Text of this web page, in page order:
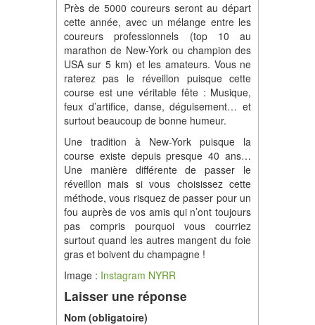
Près de 5000 coureurs seront au départ
cette année, avec un mélange entre les
coureurs professionnels (top 10 au
marathon de New-York ou champion des
USA sur 5 km) et les amateurs. Vous ne
raterez pas le réveillon puisque cette
course est une véritable fête : Musique,
feux d’artifice, danse, déguisement… et
surtout beaucoup de bonne humeur.
Une tradition à New-York puisque la
course existe depuis presque 40 ans…
Une manière différente de passer le
réveillon mais si vous choisissez cette
méthode, vous risquez de passer pour un
fou auprès de vos amis qui n’ont toujours
pas compris pourquoi vous courriez
surtout quand les autres mangent du foie
gras et boivent du champagne !
Image : Instagram NYRR
Laisser une réponse
Nom (obligatoire)